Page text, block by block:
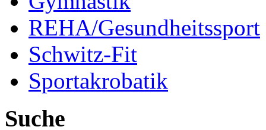
REHA/Gesundheitssport
Schwitz-Fit
Sportakrobatik
Suche